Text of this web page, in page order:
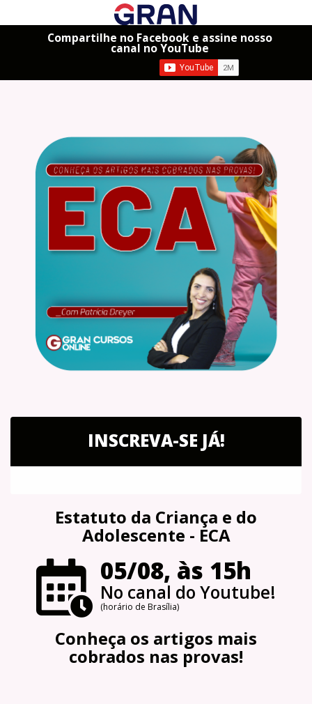
Compartilhe no Facebook e assine nosso
canal no YouTube
INSCREVA-SE JÁ!
Estatuto da Criança e do
Adolescente - ECA
05/08, às 15h
No canal do Youtube!
(horário de Brasília)
Conheça os artigos mais
cobrados nas provas!